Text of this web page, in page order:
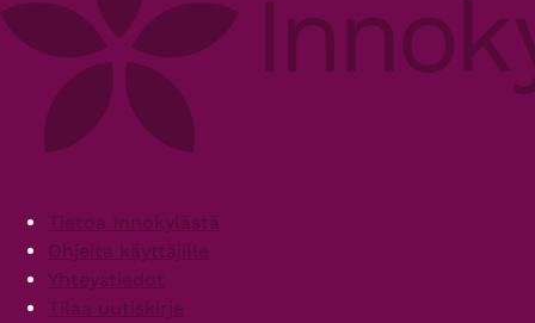
FooterTietoa Innokylästä
Ohjeita käyttäjille
Yhteystiedot
Tilaa uutiskirje